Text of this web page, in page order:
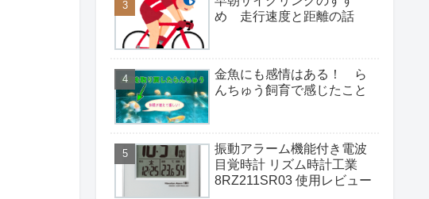
め 走行速度と距離の話
金魚にも感情はある！ ら
んちゅう飼育で感じたこと
振動アラーム機能付き電波
目覚時計 リズム時計工業
8RZ211SR03 使用レビュー